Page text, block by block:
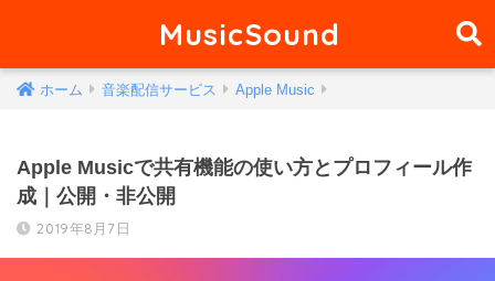
MusicSound
ホーム 音楽配信サービス Apple Music
Apple Musicで共有機能の使い方とプロフィール作
成｜公開・非公開
2019年8月7日